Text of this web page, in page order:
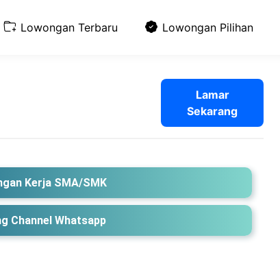
Lowongan Terbaru Lowongan Pilihan
Lamar
Sekarang
Kerja SMA/SMK
Channel Whatsapp